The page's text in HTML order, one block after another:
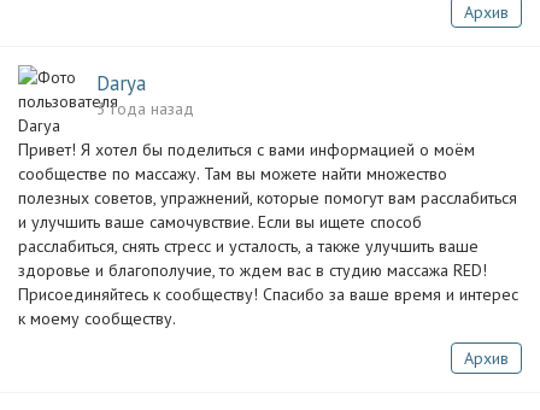
Архив
Darya
3 года назад
Привет! Я хотел бы поделиться с вами информацией о моём
сообществе по массажу. Там вы можете найти множество
полезных советов, упражнений, которые помогут вам расслабиться
и улучшить ваше самочувствие. Если вы ищете способ
расслабиться, снять стресс и усталость, а также улучшить ваше
здоровье и благополучие, то ждем вас в студию массажа RED!
Присоединяйтесь к сообществу! Спасибо за ваше время и интерес
к моему сообществу.
Архив